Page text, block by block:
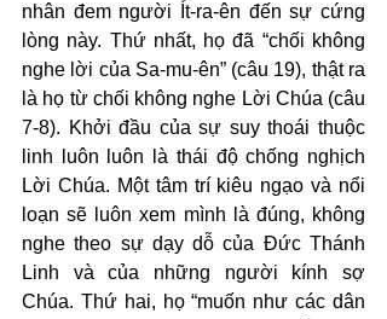
nhân đem người Ít-ra-ên đến sự cứng
lòng này. Thứ nhất, họ đã “chối không
nghe lời của Sa-mu-ên” (câu 19), thật ra
là họ từ chối không nghe Lời Chúa (câu
7-8). Khởi đầu của sự suy thoái thuộc
linh luôn luôn là thái độ chống nghịch
Lời Chúa. Một tâm trí kiêu ngạo và nổi
loạn sẽ luôn xem mình là đúng, không
nghe theo sự dạy dỗ của Đức Thánh
Linh và của những người kính sợ
Chúa. Thứ hai, họ “muốn như các dân